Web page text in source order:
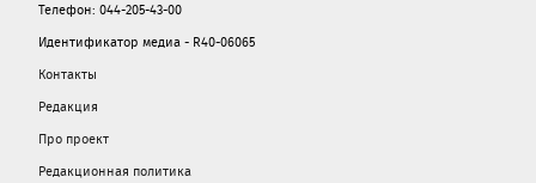
Телефон: 044-205-43-00
Идентификатор медиа - R40-06065
Контакты
Редакция
Про проект
Редакционная политика